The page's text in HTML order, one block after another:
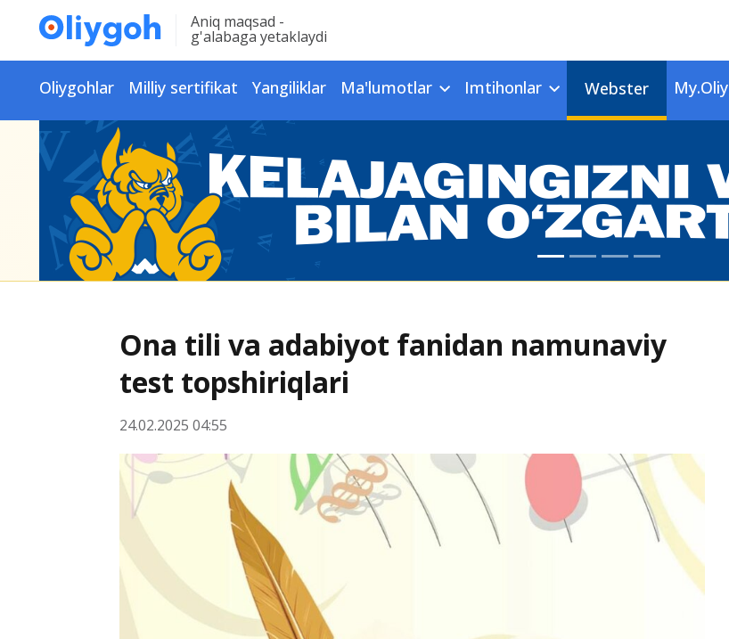
Aniq maqsad -
g'alabaga yetaklaydi
Oliygohlar Milliy sertifikat Yangiliklar Ma'lumotlar Imtihonlar Webster
Ona tili va adabiyot fanidan namunaviy
test topshiriqlari
24.02.2025 04:55